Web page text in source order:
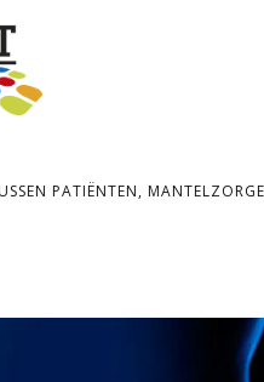
PATIËNTEN,